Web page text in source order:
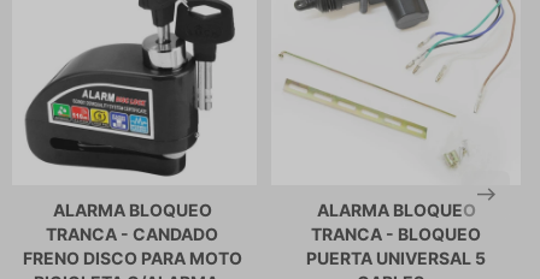
ALARMA BLOQUEO
TRANCA - CANDADO
FRENO DISCO PARA MOTO
ALARMA BLOQUEO
TRANCA - BLOQUEO
PUERTA UNIVERSAL 5